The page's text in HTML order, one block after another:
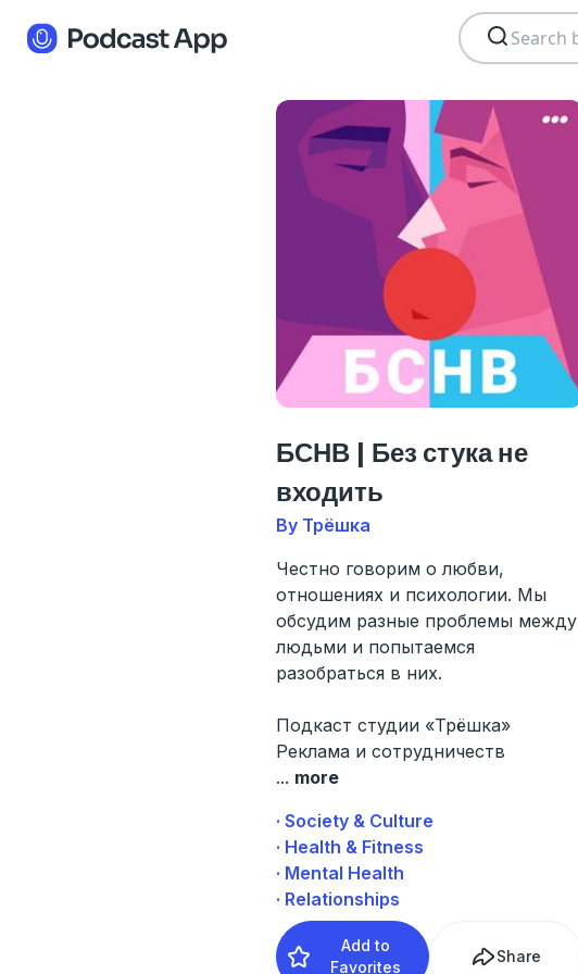
БСНВ | Без стука не
входить
By Трёшка
Честно говорим о любви,
отношениях и психологии. Мы
обсудим разные проблемы между
людьми и попытаемся
разобраться в них.
Подкаст студии «Трёшка»
Реклама и сотрудничеств
... more
· Society & Culture
· Health & Fitness
· Mental Health
· Relationships
Add to
Favorites
Share